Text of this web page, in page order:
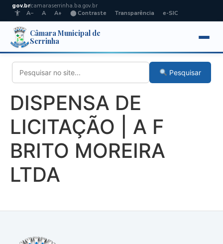
gov.brcamaraserrinha.ba.gov.br
A−
A A+ ⬤ Contraste Transparência e-SIC
Câmara Municipal de
Serrinha
Pesquisar
DISPENSA DE
LICITAÇÃO | A F
BRITO MOREIRA
LTDA